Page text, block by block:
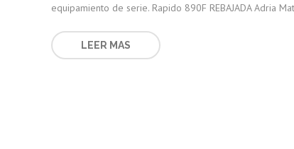
equipamiento de serie. Rapido 890F REBAJADA Adria
LEER MAS